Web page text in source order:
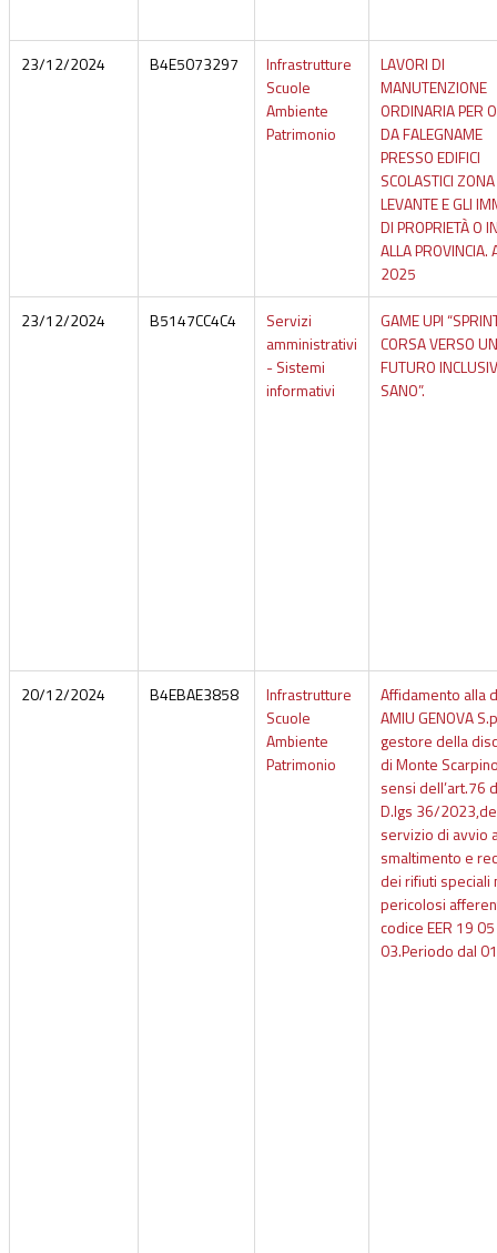
23/12/2024 B4E5073297
Infrastrutture
Scuole
Ambiente
Patrimonio
LAVORI DI
MANUTENZIONE
ORDINARIA PER
DA FALEGNAME
PRESSO EDIFICI
SCOLASTICI ZONA
LEVANTE E GLI
DI PROPRIETÀ O
ALLA PROVINCIA.
2025
23/12/2024
B5147CC4C4
Servizi
amministrativi
- Sistemi
informativi
GAME UPI
CORSA VERSO UN
FUTURO
SANO”.
20/12/2024 B4EBAE3858
Infrastrutture
Scuole
Ambiente
Patrimonio
Affidamento alla
AMIU GENOVA
gestore della
di Monte
sensi dell’art.76
D.lgs 36/
servizio di avvio
smaltimento e
dei rifiuti speciali
pericolosi
codice EER 19 05
03.Periodo dal 01